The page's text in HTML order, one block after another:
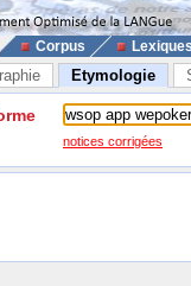
Corpus
Etymologie
notices corrigées